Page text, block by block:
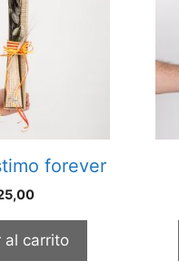
forever
al carrito